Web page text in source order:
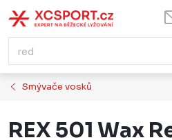
na
obsah
Smývače vosků
REX 501 Wax